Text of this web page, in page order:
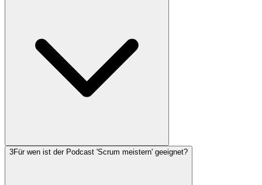
3Für wen ist der Podcast 'Scrum meistern' geeignet?